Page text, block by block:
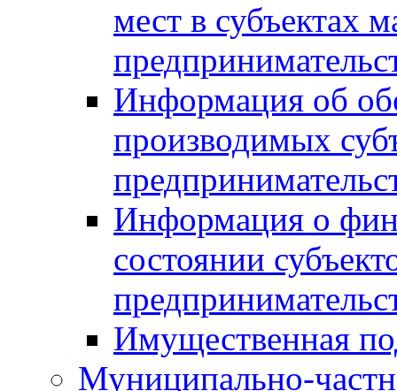
мест в субъектах
Информация об
производимых
Информация о
состоянии
Имущественная
Муниципально-